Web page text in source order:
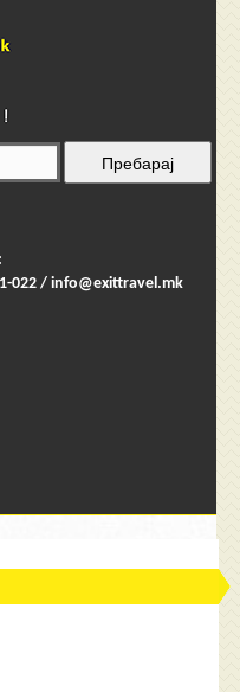
022 / info@exittravel.mk